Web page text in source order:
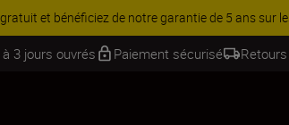
vous davantage et économisez 15 % sur une
3 jours ouvrés Paiement sécurisé